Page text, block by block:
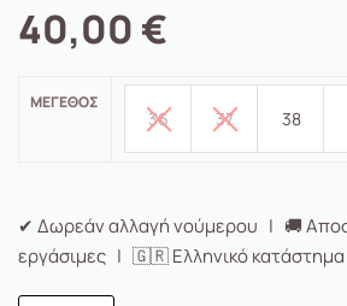
40,00 €
ΜΈΓΕΘΟΣ
36 37 38
✔ Δωρεάν αλλαγή νούμερου | 🚚
εργάσιμες | 🇬🇷 Ελληνικό κατάστημα